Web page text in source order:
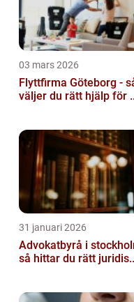
03 mars 2026
Flyttfirma Göteborg -
väljer du rätt hjälp för
31 januari 2026
Advokatbyrå i
så hittar du rätt